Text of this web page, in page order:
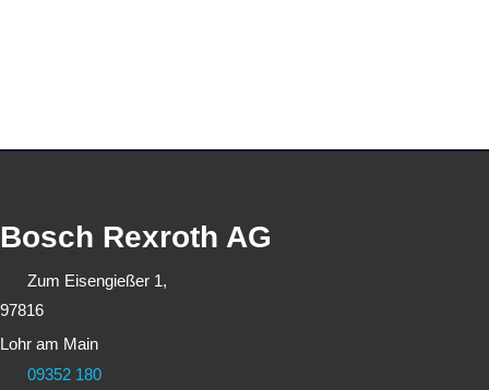
Bosch Rexroth AG
Zum Eisengießer 1,
97816
Lohr am Main
09352 180